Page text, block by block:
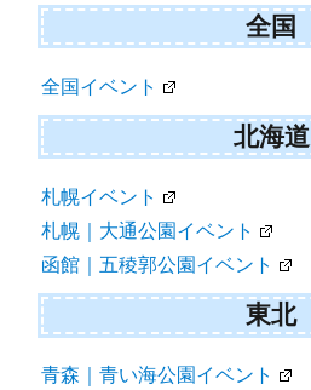
ビ
ゲ
ー
シ
ョ
ン
全国
全国イベント
北海道
札幌イベント
札幌｜大通公園イベント
函館｜五稜郭公園イベント
東北
青森｜青い海公園イベント